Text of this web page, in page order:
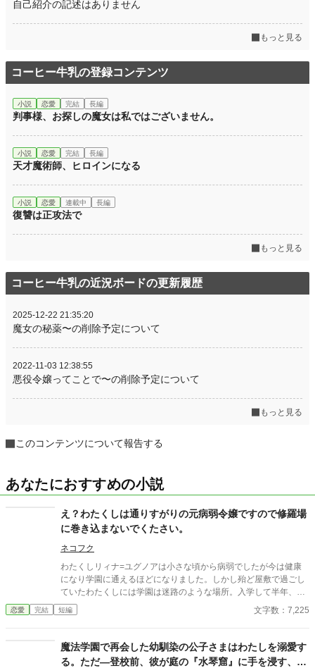
自己紹介の記述はありません
もっと見る
コーヒー牛乳の登録コンテンツ
小説 恋愛 完結 長編
判事様、お探しの魔女は私ではございません。
小説 恋愛 完結 長編
天才魔術師、ヒロインになる
小説 恋愛 連載中 長編
復讐は正攻法で
もっと見る
コーヒー牛乳の近況ボードの更新履歴
2025-12-22 21:35:20
魔女の秘薬〜の削除予定について
2022-11-03 12:38:55
悪役令嬢ってことで〜の削除予定について
もっと見る
このコンテンツについて報告する
あなたにおすすめの小説
え？わたくしは通りすがりの元病弱令嬢ですので修羅場
に巻き込まないでくたさい。
ネコフク
わたくしリィナ=ユグノアは小さな頃から病弱でしたが今は健康
になり学園に通えるほどになりました。しかし殆ど屋敷で過ごし
ていたわたくしには学園は迷路のような場所。入学して半年、未
だに迷子になってしまいます。今日も侍従のハルにニヤニヤされ
ながら遠回り（迷子）して出た場所では何やら不穏な集団
まぁするお話です。そして修羅場とは関係ないトコで婚約者に溺
愛されています。
恋愛 完結 短編 文字数：7,225
魔法学園で再会した幼馴染の公子さまはわたしを溺愛す
る。ただ—登校前、彼が庭の『水琴窟』に手を浸す、あ